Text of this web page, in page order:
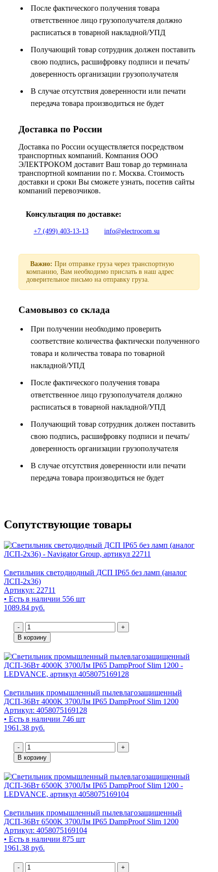
После фактического получения товара
ответственное лицо грузополучателя должно
расписаться в товарной накладной/УПД
Получающий товар сотрудник должен поставить
свою подпись, расшифровку подписи и печать/
доверенность организации грузополучателя
В случае отсутствия доверенности или печати
передача товара производиться не будет
Доставка по России
Доставка по России осуществляется посредством
транспортных компаний. Компания ООО
ЭЛЕКТРОКОМ доставит Ваш товар до терминала
транспортной компании по г. Москва. Стоимость
доставки и сроки Вы сможете узнать, посетив сайты
компаний перевозчиков.
Консультация по доставке:
+7 (499) 403-13-13 info@electrocom.su
Важно: При отправке груза через транспортную
компанию, Вам необходимо прислать в наш адрес
доверительное письмо на отправку груза.
Самовывоз со склада
При получении необходимо проверить
соответствие количества фактически полученного
товара и количества товара по товарной
накладной/УПД
После фактического получения товара
ответственное лицо грузополучателя должно
расписаться в товарной накладной/УПД
Получающий товар сотрудник должен поставить
свою подпись, расшифровку подписи и печать/
доверенность организации грузополучателя
В случае отсутствия доверенности или печати
передача товара производиться не будет
Сопутствующие товары
Светильник светодиодный ДСП IP65 без ламп (аналог
ЛСП-2х36)
Артикул: 22711
• Есть в наличии 556 шт
1089.84 руб.
-
+
В корзину
Светильник промышленный пылевлагозащищенный
ДСП-36Вт 4000K 3700Лм IP65 DampProof Slim 1200
Артикул: 4058075169128
• Есть в наличии 746 шт
1961.38 руб.
-
+
В корзину
Светильник промышленный пылевлагозащищенный
ДСП-36Вт 6500K 3700Лм IP65 DampProof Slim 1200
Артикул: 4058075169104
• Есть в наличии 875 шт
1961.38 руб.
- +